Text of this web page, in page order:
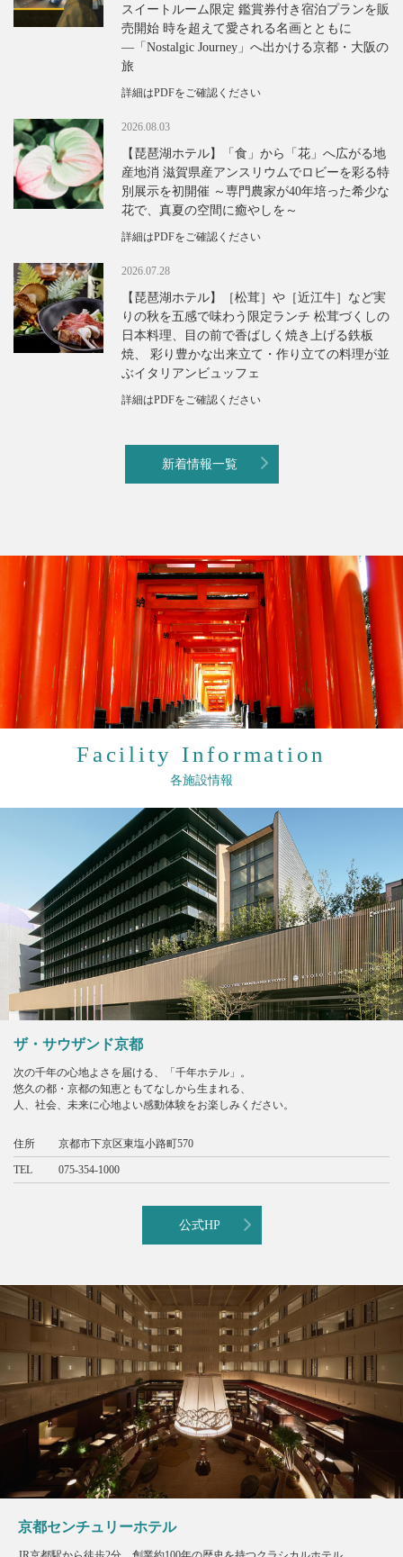
スイートルーム限定 鑑賞券付き宿泊プランを販
売開始 時を超えて愛される名画とともに
―「Nostalgic Journey」へ出かける京都・大阪の
旅
詳細はPDFをご確認ください
2026.08.03
【琵琶湖ホテル】「食」から「花」へ広がる地
産地消 滋賀県産アンスリウムでロビーを彩る特
別展示を初開催 ～専門農家が40年培った希少な
花で、真夏の空間に癒やしを～
詳細はPDFをご確認ください
2026.07.28
【琵琶湖ホテル】［松茸］や［近江牛］など実
りの秋を五感で味わう限定ランチ 松茸づくしの
日本料理、目の前で香ばしく焼き上げる鉄板
焼、 彩り豊かな出来立て・作り立ての料理が並
ぶイタリアンビュッフェ
詳細はPDFをご確認ください
新着情報一覧
Facility Information
各施設情報
ザ・サウザンド京都
次の千年の心地よさを届ける、「千年ホテル」。
悠久の都・京都の知恵ともてなしから生まれる、
人、社会、未来に心地よい感動体験をお楽しみください。
住所 京都市下京区東塩小路町570
TEL 075-354-1000
公式HP
京都センチュリーホテル